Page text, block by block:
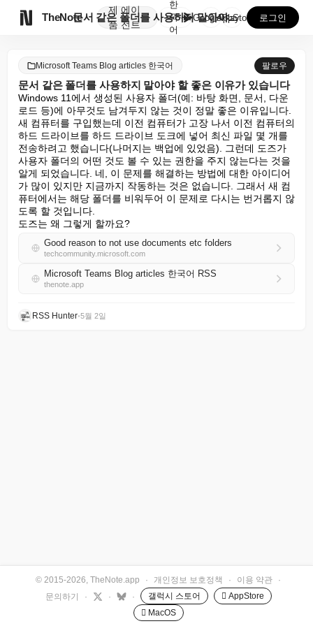
TheNote
제
품
에이
전트
문서 같은 폴더를 사용하지 말아야 할 좋은 이유가 있습...
한
국
어
GooglePlay
AppStore 로그인
Microsoft Teams Blog articles 한국어 팔로우
문서 같은 폴더를 사용하지 말아야 할 좋은 이유가 있습니다
Windows 11에서 생성된 사용자 폴더(예: 바탕 화면, 문서, 다운
로드 등)에 아무것도 남겨두지 않는 것이 정말 좋은 이유입니다.
새 컴퓨터를 구입했는데 이전 컴퓨터가 고장 나서 이전 컴퓨터의
하드 드라이브를 하드 드라이브 도크에 넣어 최신 파일 몇 개를
전송하려고 했습니다(나머지는 백업에 있었음). 그런데 도즈가
사용자 폴더의 어떤 것도 볼 수 있는 권한을 주지 않는다는 것을
알게 되었습니다. 네, 이 문제를 해결하는 방법에 대한 아이디어
가 많이 있지만 지금까지 작동하는 것은 없습니다. 그래서 새 컴
퓨터에서는 해당 폴더를 비워두어 이 문제로 다시는 번거롭지 않
도록 할 것입니다.
도즈는 왜 그렇게 할까요?
Good reason to not use documents etc folders
techcommunity.microsoft.com
Microsoft Teams Blog articles 한국어 RSS
thenote.app
RSS Hunter•5월 2일
© 2015-2026, TheNote.app · 개인정보 보호정책 · 이용 약관
·
문의하기
· · · 갤럭시 스토어
 AppStore
 MacOS